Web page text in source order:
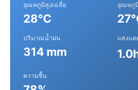
อุณหภูมิสูงเฉลี่ย
28°C
อุณหภู
ปริมาณน้ำฝน
314 mm
แสงแด
ความชื้น